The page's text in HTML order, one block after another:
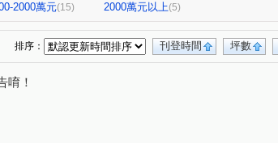
2000萬元(15) 2000萬元以上(5)
坪數
刊登時間
排序：
唷！